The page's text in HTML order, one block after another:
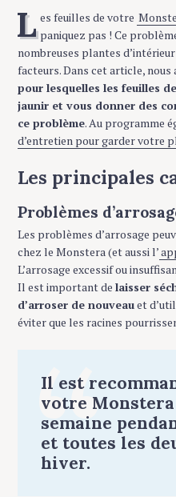
L es feuilles de votre
paniquez pas ! Ce
nombreuses plantes
facteurs. Dans cet article,
pour lesquelles les feuilles
jaunir et vous donner des
ce problème. Au programme
d’entretien pour garder votre
Les principales
Problèmes
Les problèmes d’arrosage
chez le Monstera (et aussi l’
L’arrosage excessif ou
Il est important de laisser
d’arroser de nouveauet
éviter que les racines
Il est
votre
semaine
et toutes les
hiver.